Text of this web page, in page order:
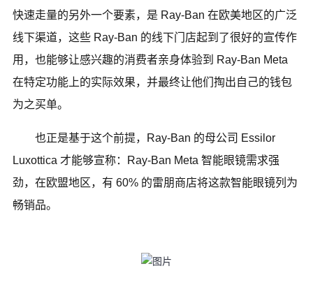
快速走量的另外一个要素，是 Ray-Ban 在欧美地区的广泛
线下渠道，这些 Ray-Ban 的线下门店起到了很好的宣传作
用，也能够让感兴趣的消费者亲身体验到 Ray-Ban Meta
在特定功能上的实际效果，并最终让他们掏出自己的钱包
为之买单。
也正是基于这个前提，Ray-Ban 的母公司 Essilor
Luxottica 才能够宣称：Ray-Ban Meta 智能眼镜需求强
劲，在欧盟地区，有 60% 的雷朋商店将这款智能眼镜列为
畅销品。